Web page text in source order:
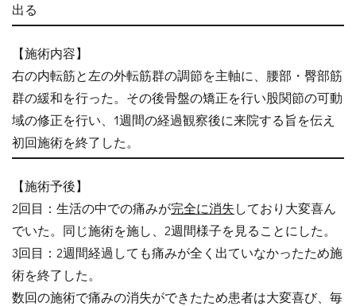
出る
【施術内容】
右の内転筋と左の外転筋群の調節を主軸に、腰部・臀部筋
群の緩和を行った。その後骨盤の矯正を行い股関節の可動
域の修正を行い、1週間の経過観察後に来院する旨を伝え
初回施術を終了した。
【施術予後】
2回目：生活の中での痛みが完全に消失しており大変喜ん
でいた。同じ施術を施し、2週間様子を見ることにした。
3回目：2週間経過しても痛みが全く出ていなかったため施
術を終了した。
数回の施術で痛みの消失ができたため患者は大変喜び、毎